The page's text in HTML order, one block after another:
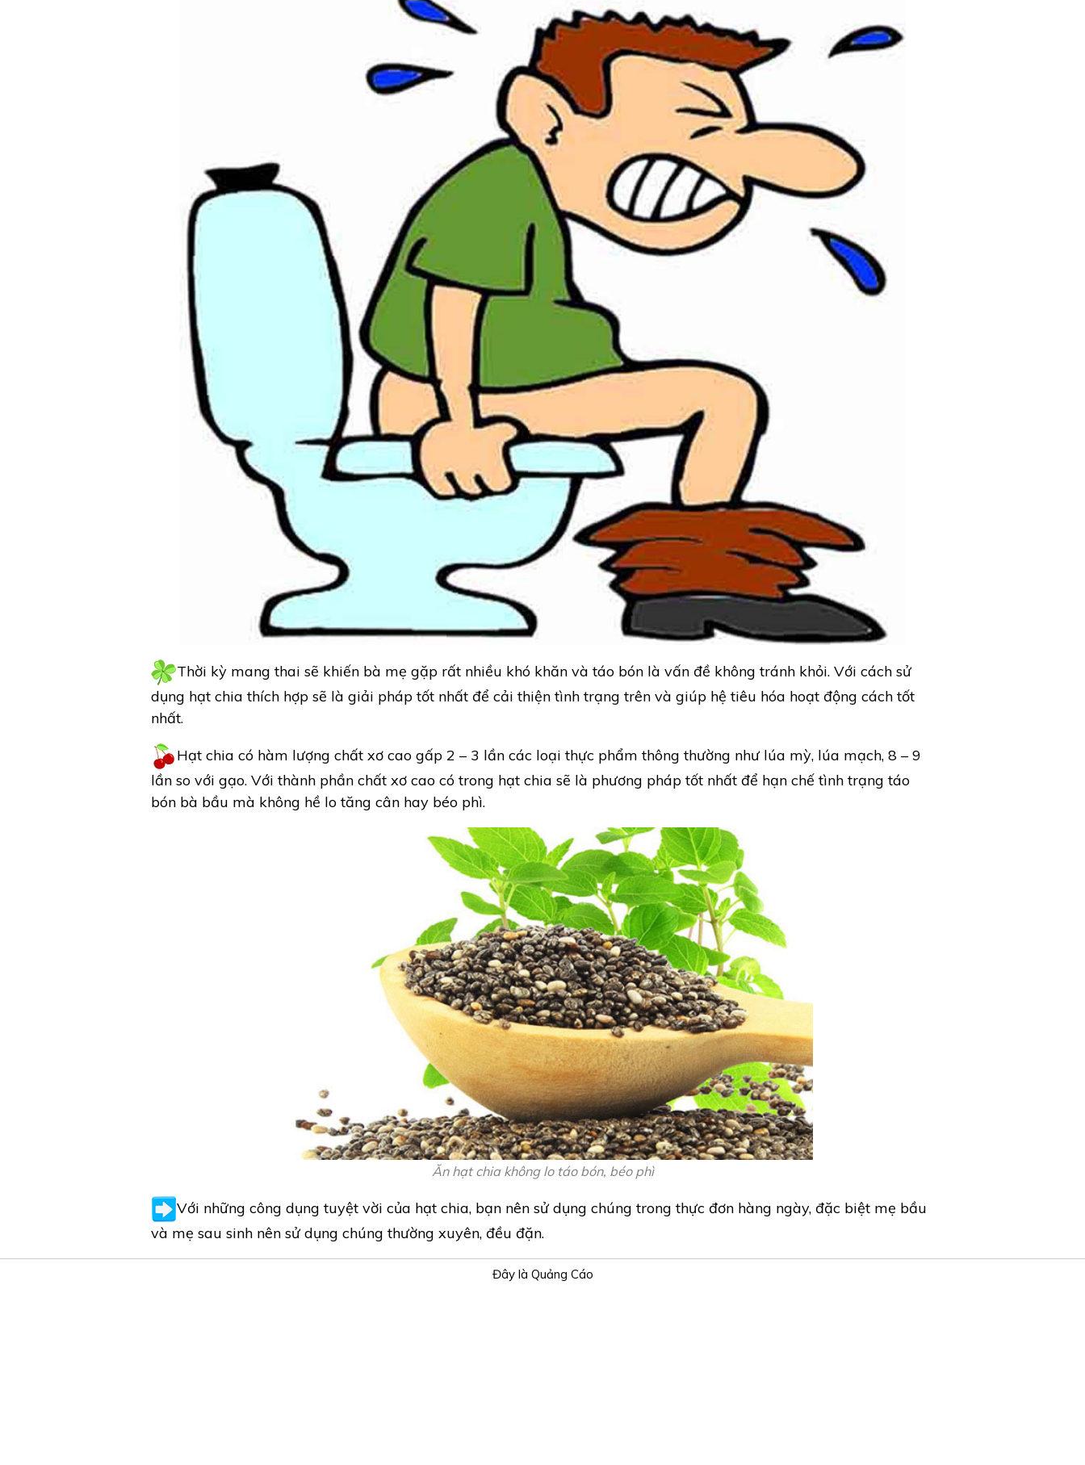
Thời kỳ mang thai sẽ khiến bà mẹ gặp rất nhiều khó khăn và táo bón là vấn đề không tránh khỏi. Với cách sử
dụng hạt chia thích hợp sẽ là giải pháp tốt nhất để cải thiện tình trạng trên và giúp hệ tiêu hóa hoạt động cách tốt
nhất.
Hạt chia có hàm lượng chất xơ cao gấp 2 – 3 lần các loại thực phẩm thông thường như lúa mỳ, lúa mạch, 8 – 9
lần so với gạo. Với thành phần chất xơ cao có trong hạt chia sẽ là phương pháp tốt nhất để hạn chế tình trạng táo
bón bà bầu mà không hề lo tăng cân hay béo phì.
Ăn hạt chia không lo táo bón, béo phì
Với những công dụng tuyệt vời của hạt chia, bạn nên sử dụng chúng trong thực đơn hàng ngày, đặc biệt mẹ bầu
và mẹ sau sinh nên sử dụng chúng thường xuyên, đều đặn.
Đây là Quảng Cáo